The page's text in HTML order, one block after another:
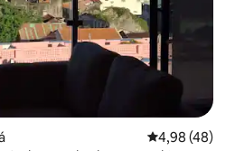
Gemiddelde
4,98 (48)